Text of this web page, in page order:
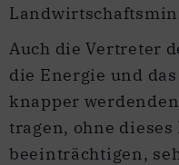
Auch die Vertreter
die Energie und
knapper
tragen, ohne dieses
beeinträchtigen,